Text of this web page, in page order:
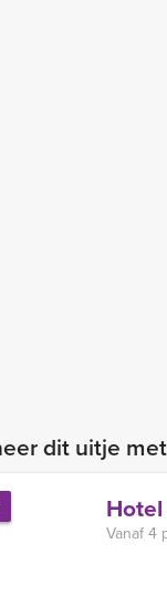
dit uitje
Vanaf 4